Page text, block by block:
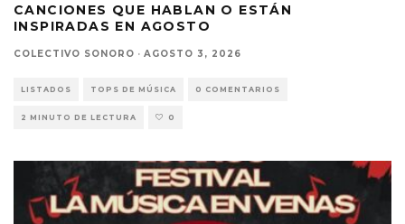
CANCIONES QUE HABLAN O ESTÁN
INSPIRADAS EN AGOSTO
COLECTIVO SONORO · AGOSTO 3, 2026
LISTADOS TOPS DE MÚSICA 0 COMENTARIOS
2 MINUTO DE LECTURA 0